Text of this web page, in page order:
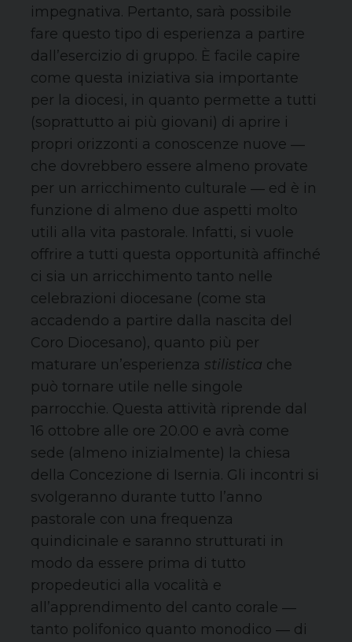
impegnativa. Pertanto, sarà possibile
fare questo tipo di esperienza a partire
dall’esercizio di gruppo. È facile capire
come questa iniziativa sia importante
per la diocesi, in quanto permette a tutti
(soprattutto ai più giovani) di aprire i
propri orizzonti a conoscenze nuove ―
che dovrebbero essere almeno provate
per un arricchimento culturale ― ed è in
funzione di almeno due aspetti molto
utili alla vita pastorale. Infatti, si vuole
offrire a tutti questa opportunità affinché
ci sia un arricchimento tanto nelle
celebrazioni diocesane (come sta
accadendo a partire dalla nascita del
Coro Diocesano), quanto più per
maturare un’esperienza stilistica che
può tornare utile nelle singole
parrocchie. Questa attività riprende dal
16 ottobre alle ore 20.00 e avrà come
sede (almeno inizialmente) la chiesa
della Concezione di Isernia. Gli incontri si
svolgeranno durante tutto l’anno
pastorale con una frequenza
quindicinale e saranno strutturati in
modo da essere prima di tutto
propedeutici alla vocalità e
all’apprendimento del canto corale ―
tanto polifonico quanto monodico ― di